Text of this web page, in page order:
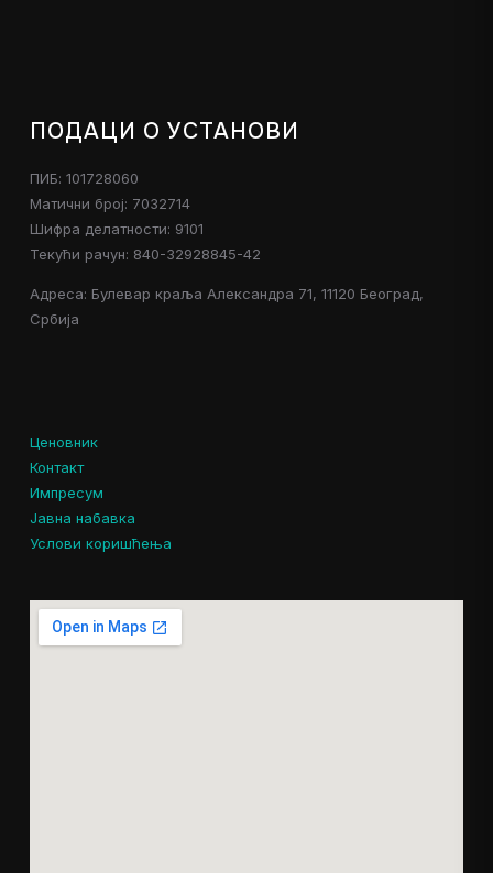
ПОДАЦИ О УСТАНОВИ
ПИБ: 101728060
Матични број: 7032714
Шифра делатности: 9101
Текући рачун: 840-32928845-42
Адреса: Булевар краља Александра 71, 11120 Београд,
Србија
Ценовник
Контакт
Импресум
Јавна набавка
Услови коришћења